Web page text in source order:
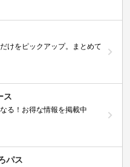
けをピックアップ。まとめて
ス
る！お得な情報を掲載中
パス